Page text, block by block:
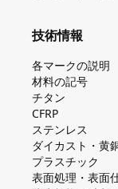
技術情報
各マークの説明
材料の記号
チタン
CFRP
ステンレス
ダイカスト・⻩
プラスチック
表面処理・表面